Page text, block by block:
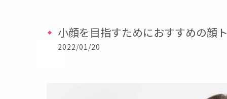
小顔を目指すためにおすすめの顔
2022/01/20